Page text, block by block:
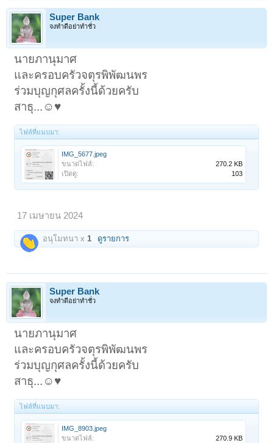
Super Bank
จงทำดีอย่าทำชั่ว
นายภานุมาศ
และครอบครัวจตุรพิพัฒนพร
ร่วมบุญกุศลครั้งนี้ด้วยครับ
สาธุ...☺️♥️
ไฟล์ที่แนบมา:
IMG_5677.jpeg
ขนาดไฟล์:
270.2 KB
เปิดดู:
103
17 เมษายน 2024
อนุโมทนา x1 ดูรายการ
Super Bank
จงทำดีอย่าทำชั่ว
นายภานุมาศ
และครอบครัวจตุรพิพัฒนพร
ร่วมบุญกุศลครั้งนี้ด้วยครับ
สาธุ...☺️♥️
ไฟล์ที่แนบมา:
IMG_8903.jpeg
ขนาดไฟล์:
270.9 KB